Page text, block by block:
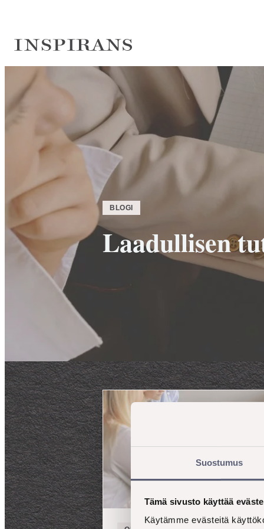
Suostumus
Tämä sivusto käyttää
Käytämme evästeitä
sisältöön
Inspirans
BLOGI
Laadullisen